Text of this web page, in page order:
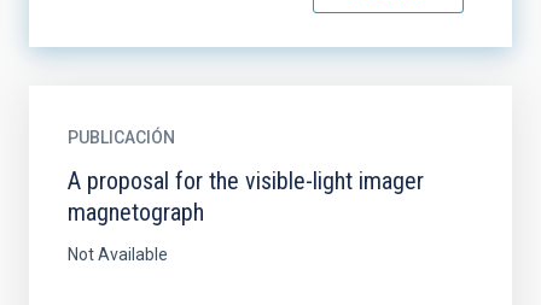
PUBLICACIÓN
A proposal for the visible-light imager
magnetograph
Not Available